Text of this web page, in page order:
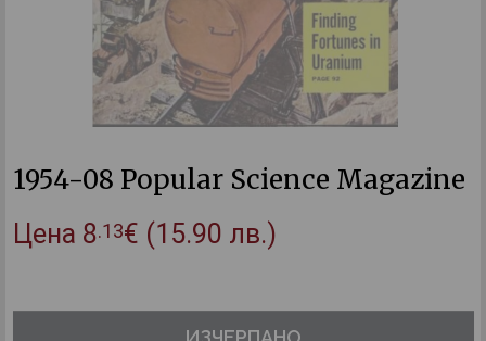
1954-08 Popular Science Magazine
Цена 8.13€ (15.90 лв.)